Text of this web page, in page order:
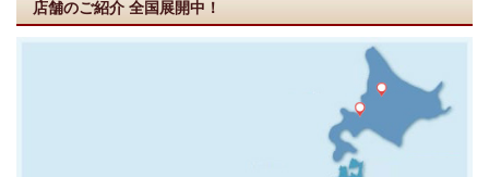
店舗のご紹介 全国展開中！